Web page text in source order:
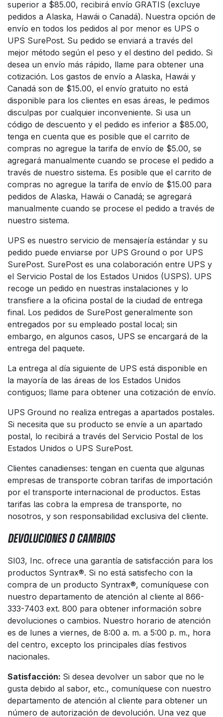
superior a $85.00, recibirá envío GRATIS (excluye
pedidos a Alaska, Hawái o Canadá). Nuestra opción de
envío en todos los pedidos al por menor es UPS o
UPS SurePost. Su pedido se enviará a través del
mejor método según el peso y el destino del pedido. Si
desea un envío más rápido, llame para obtener una
cotización. Los gastos de envío a Alaska, Hawái y
Canadá son de $15.00, el envío gratuito no está
disponible para los clientes en esas áreas, le pedimos
disculpas por cualquier inconveniente. Si usa un
código de descuento y el pedido es inferior a $85.00,
tenga en cuenta que es posible que el carrito de
compras no agregue la tarifa de envío de $5.00, se
agregará manualmente cuando se procese el pedido a
través de nuestro sistema. Es posible que el carrito de
compras no agregue la tarifa de envío de $15.00 para
pedidos de Alaska, Hawái o Canadá; se agregará
manualmente cuando se procese el pedido a través de
nuestro sistema.
UPS es nuestro servicio de mensajería estándar y su
pedido puede enviarse por UPS Ground o por UPS
SurePost. SurePost es una colaboración entre UPS y
el Servicio Postal de los Estados Unidos (USPS). UPS
recoge un pedido en nuestras instalaciones y lo
transfiere a la oficina postal de la ciudad de entrega
final. Los pedidos de SurePost generalmente son
entregados por su empleado postal local; sin
embargo, en algunos casos, UPS se encargará de la
entrega del paquete.
La entrega al día siguiente de UPS está disponible en
la mayoría de las áreas de los Estados Unidos
contiguos; llame para obtener una cotización de envío.
UPS Ground no realiza entregas a apartados postales.
Si necesita que su producto se envíe a un apartado
postal, lo recibirá a través del Servicio Postal de los
Estados Unidos o UPS SurePost.
Clientes canadienses: tengan en cuenta que algunas
empresas de transporte cobran tarifas de importación
por el transporte internacional de productos. Estas
tarifas las cobra la empresa de transporte, no
nosotros, y son responsabilidad exclusiva del cliente.
DEVOLUCIONES O CAMBIOS
SI03, Inc. ofrece una garantía de satisfacción para los
productos Syntrax®. Si no está satisfecho con la
compra de un producto Syntrax®, comuníquese con
nuestro departamento de atención al cliente al 866-
333-7403 ext. 800 para obtener información sobre
devoluciones o cambios. Nuestro horario de atención
es de lunes a viernes, de 8:00 a. m. a 5:00 p. m., hora
del centro, excepto los principales días festivos
nacionales.
Satisfacción: Si desea devolver un sabor que no le
gusta debido al sabor, etc., comuníquese con nuestro
departamento de atención al cliente para obtener un
número de autorización de devolución. Una vez que